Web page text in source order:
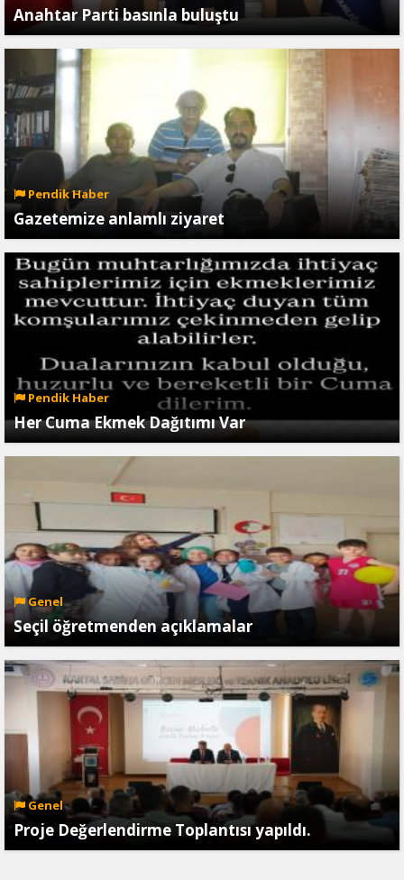
Anahtar Parti basınla buluştu
Pendik Haber
Gazetemize anlamlı ziyaret
Pendik Haber
Her Cuma Ekmek Dağıtımı Var
Genel
Seçil öğretmenden açıklamalar
Genel
Proje Değerlendirme Toplantısı yapıldı.